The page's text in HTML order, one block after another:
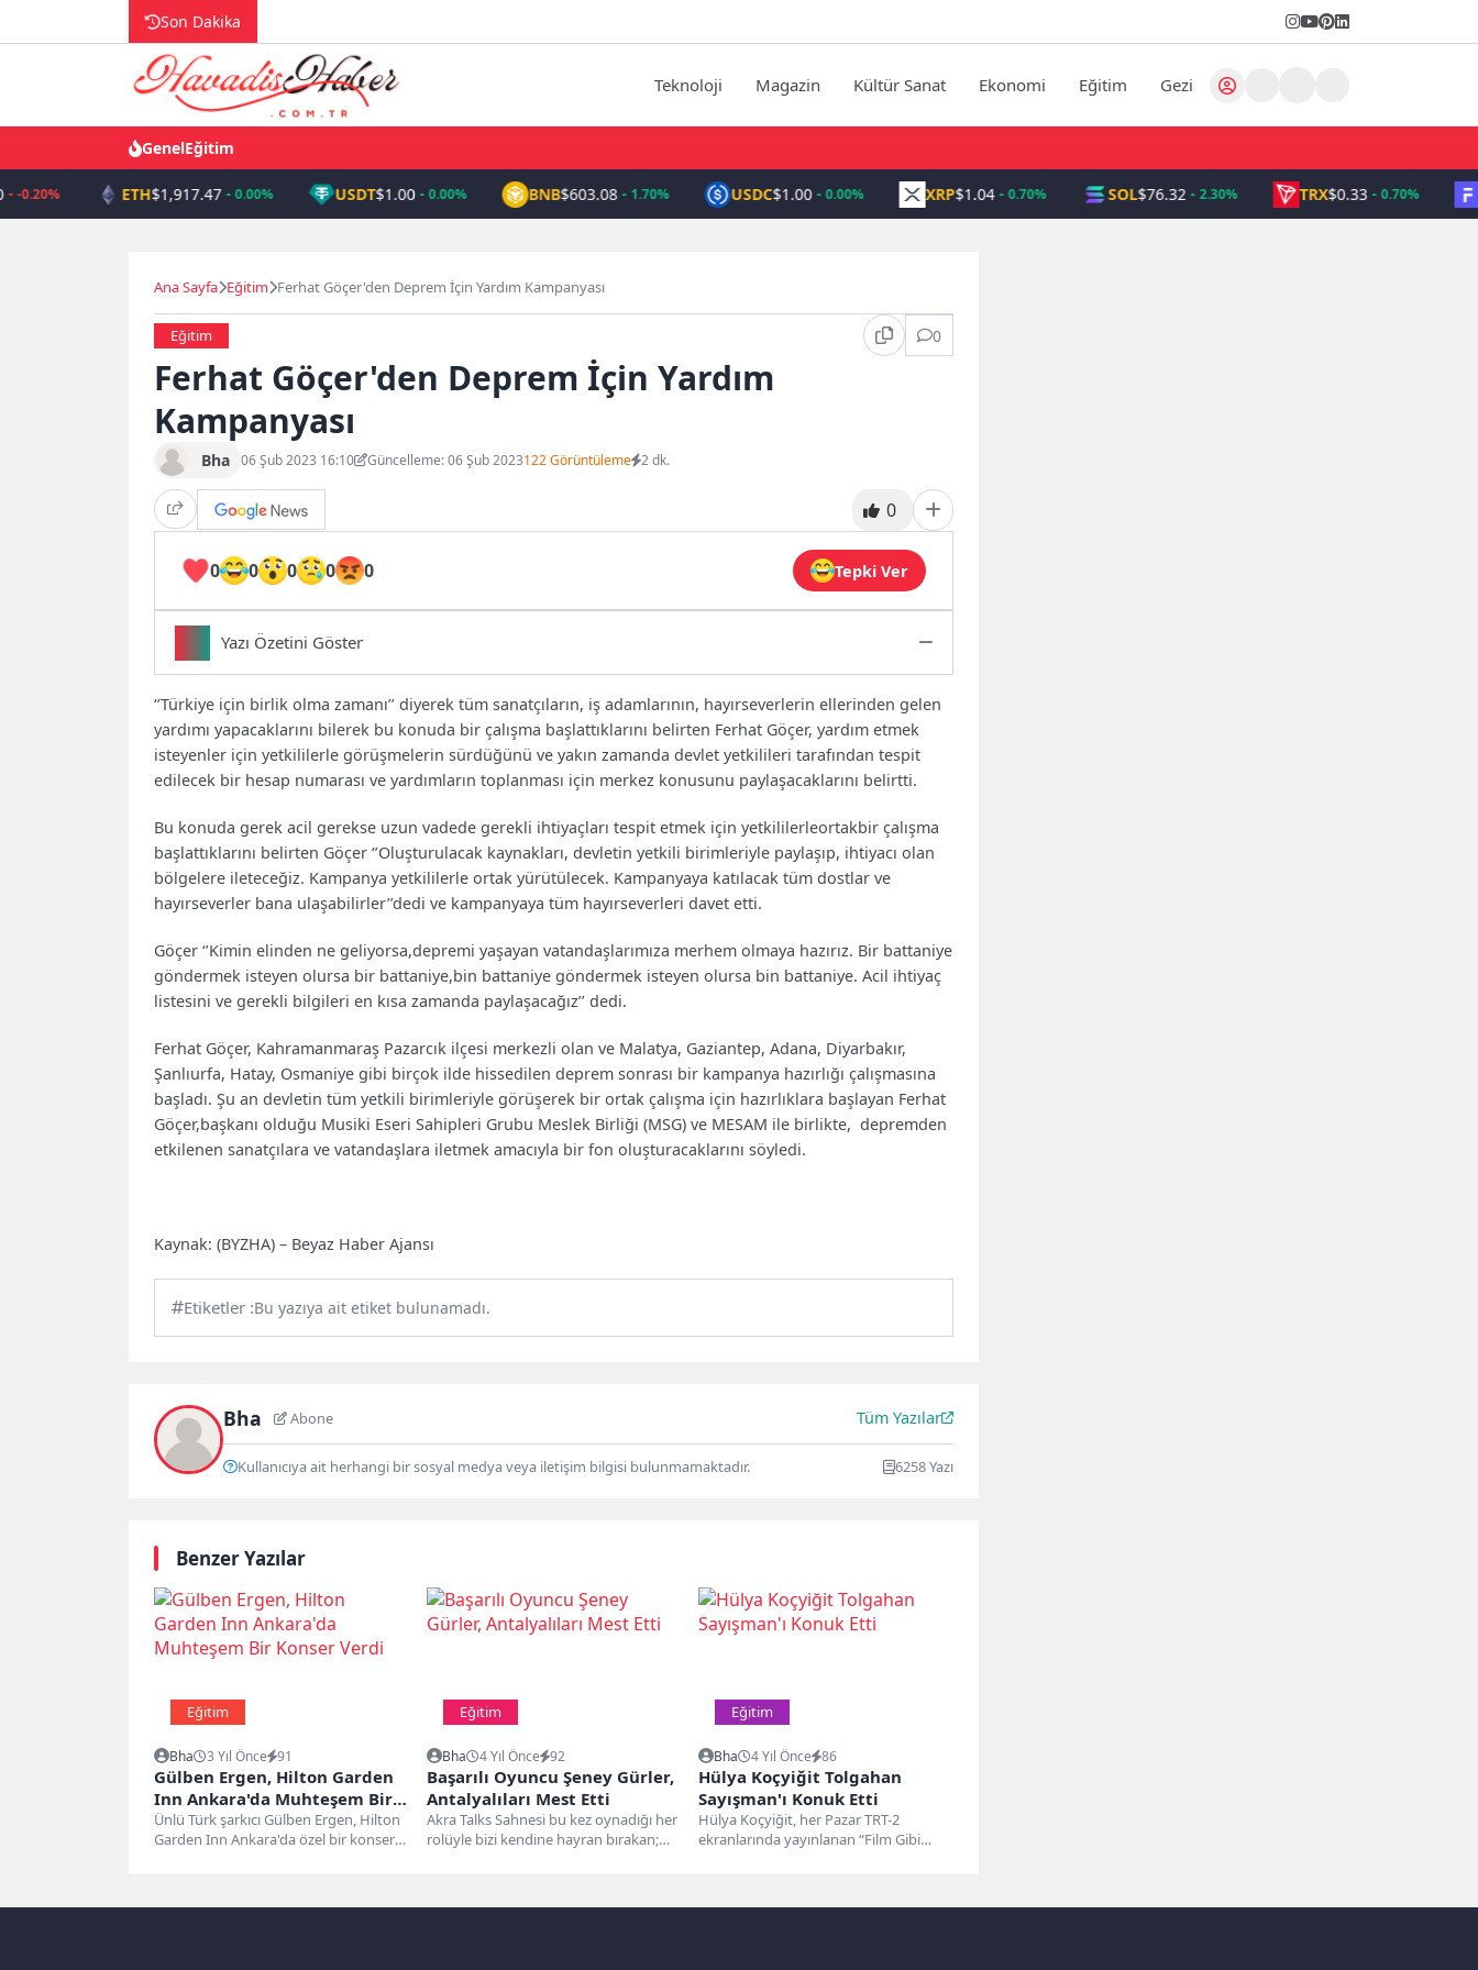
Son Dakika
Teknoloji Magazin Kültür Sanat Ekonomi Eğitim Gezi
GenelEğitim
-0.20% ETH$1,917.47 0.00% USDT$1.00 0.00% BNB$603.08 1.70% USDC$1.00 0.00% XRP$1.04 0.70% SOL$76.32 2.30% TRX$0.33 0.70%
Ana Sayfa Eğitim Ferhat Göçer'den Deprem İçin Yardım Kampanyası
Eğitim 0
Ferhat Göçer'den Deprem İçin Yardım
Kampanyası
Bha 06 Şub 2023 16:10 Güncelleme: 06 Şub 2023122 Görüntüleme 2 dk.
0
0 0 0 0 0 Tepki Ver
Yazı Özetini Göster
Özet bulunamadı.
‘’Türkiye için birlik olma zamanı’’ diyerek tüm sanatçıların, iş adamlarının, hayırseverlerin ellerinden gelen
yardımı yapacaklarını bilerek bu konuda bir çalışma başlattıklarını belirten Ferhat Göçer, yardım etmek
isteyenler için yetkililerle görüşmelerin sürdüğünü ve yakın zamanda devlet yetkilileri tarafından tespit
edilecek bir hesap numarası ve yardımların toplanması için merkez konusunu paylaşacaklarını belirtti.
Bu konuda gerek acil gerekse uzun vadede gerekli ihtiyaçları tespit etmek için yetkililerleortakbir çalışma
başlattıklarını belirten Göçer ‘’Oluşturulacak kaynakları, devletin yetkili birimleriyle paylaşıp, ihtiyacı olan
bölgelere ileteceğiz. Kampanya yetkililerle ortak yürütülecek. Kampanyaya katılacak tüm dostlar ve
hayırseverler bana ulaşabilirler’’dedi ve kampanyaya tüm hayırseverleri davet etti.
Göçer ‘’Kimin elinden ne geliyorsa,depremi yaşayan vatandaşlarımıza merhem olmaya hazırız. Bir battaniye
göndermek isteyen olursa bir battaniye,bin battaniye göndermek isteyen olursa bin battaniye. Acil ihtiyaç
listesini ve gerekli bilgileri en kısa zamanda paylaşacağız’’ dedi.
Ferhat Göçer, Kahramanmaraş Pazarcık ilçesi merkezli olan ve Malatya, Gaziantep, Adana, Diyarbakır,
Şanlıurfa, Hatay, Osmaniye gibi birçok ilde hissedilen deprem sonrası bir kampanya hazırlığı çalışmasına
başladı. Şu an devletin tüm yetkili birimleriyle görüşerek bir ortak çalışma için hazırlıklara başlayan Ferhat
Göçer,başkanı olduğu Musiki Eseri Sahipleri Grubu Meslek Birliği (MSG) ve MESAM ile birlikte, depremden
etkilenen sanatçılara ve vatandaşlara iletmek amacıyla bir fon oluşturacaklarını söyledi.
Kaynak: (BYZHA) – Beyaz Haber Ajansı
Etiketler :Bu yazıya ait etiket bulunamadı.
Bha Abone Tüm Yazılar
Kullanıcıya ait herhangi bir sosyal medya veya iletişim bilgisi bulunmamaktadır. 6258 Yazı
Benzer Yazılar
Eğitim
Bha 3 Yıl Önce 91
Gülben Ergen, Hilton Garden
Inn Ankara'da Muhteşem Bir
Konser Verdi
Ünlü Türk şarkıcı Gülben Ergen, Hilton
Garden Inn Ankara'da özel bir konserle
Eğitim
Bha 4 Yıl Önce 92
Başarılı Oyuncu Şeney Gürler,
Antalyalıları Mest Etti
Akra Talks Sahnesi bu kez oynadığı her
rolüyle bizi kendine hayran bırakan;
Eğitim
Bha 4 Yıl Önce 86
Hülya Koçyiğit Tolgahan
Sayışman'ı Konuk Etti
Hülya Koçyiğit, her Pazar TRT-2
ekranlarında yayınlanan “Film Gibi